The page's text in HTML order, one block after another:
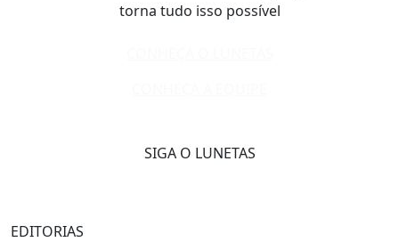
torna tudo isso possível
SIGA O LUNETAS
EDITORIAS